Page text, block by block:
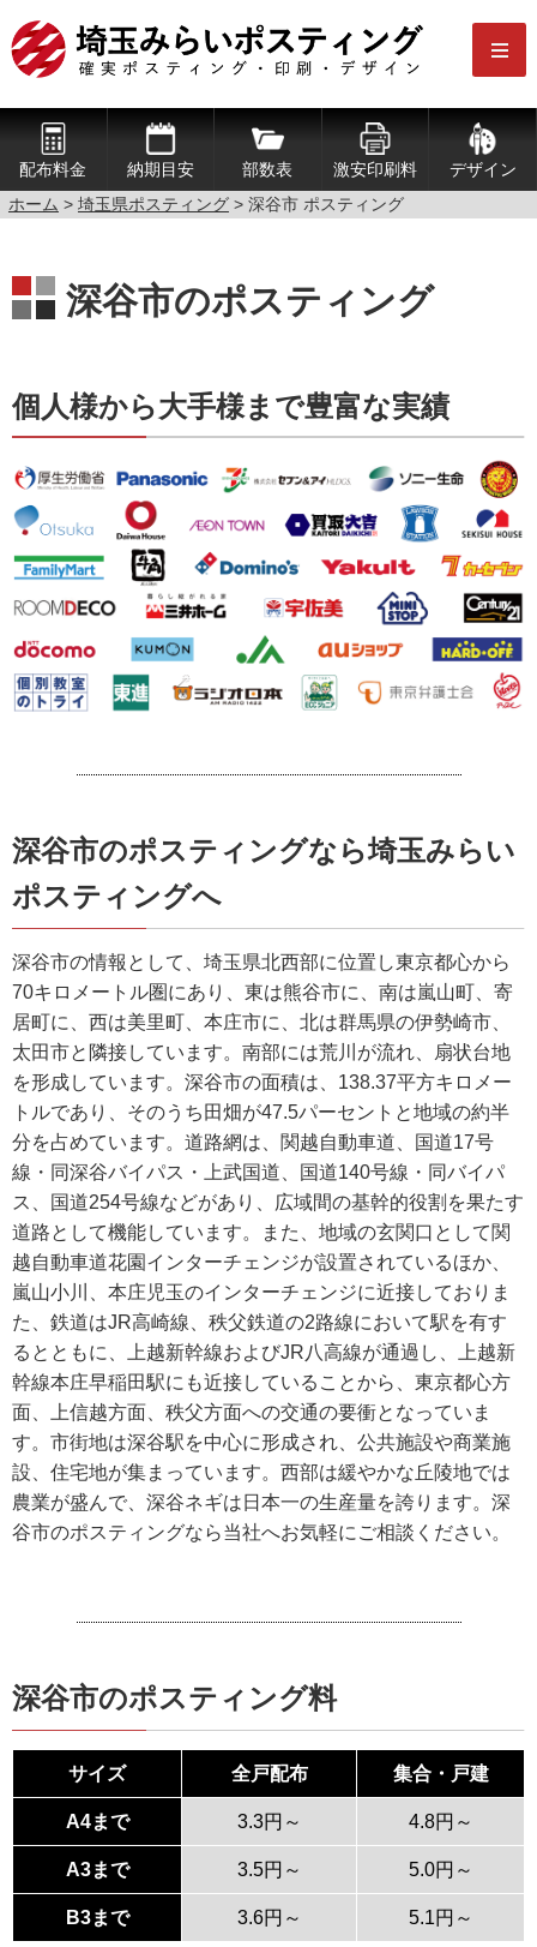
配布料金 納期目安 部数表 激安印刷料
デザイン
ホーム > 埼玉県ポスティング> 深谷市 ポスティング
深谷市のポスティング
個人様から大手様まで豊富な実績
深谷市のポスティングなら埼玉みらい
ポスティングへ
深谷市の情報として、埼玉県北西部に位置し東京都心から
70キロメートル圏にあり、東は熊谷市に、南は嵐山町、寄
居町に、西は美里町、本庄市に、北は群馬県の伊勢崎市、
太田市と隣接しています。南部には荒川が流れ、扇状台地
を形成しています。深谷市の面積は、138.37平方キロメー
トルであり、そのうち田畑が47.5パーセントと地域の約半
分を占めています。道路網は、関越自動車道、国道17号
線・同深谷バイパス・上武国道、国道140号線・同バイパ
ス、国道254号線などがあり、広域間の基幹的役割を果たす
道路として機能しています。また、地域の玄関口として関
越自動車道花園インターチェンジが設置されているほか、
嵐山小川、本庄児玉のインターチェンジに近接しておりま
た、鉄道はJR高崎線、秩父鉄道の2路線において駅を有す
るとともに、上越新幹線およびJR八高線が通過し、上越新
幹線本庄早稲田駅にも近接していることから、東京都心方
面、上信越方面、秩父方面への交通の要衝となっていま
す。市街地は深谷駅を中心に形成され、公共施設や商業施
設、住宅地が集まっています。西部は緩やかな丘陵地では
農業が盛んで、深谷ネギは日本一の生産量を誇ります。深
谷市のポスティングなら当社へお気軽にご相談ください。
深谷市のポスティング料
サイズ 全戸配布 集合・戸建
A4まで 3.3円～ 4.8円～
A3まで 3.5円～ 5.0円～
B3まで 3.6円～ 5.1円～